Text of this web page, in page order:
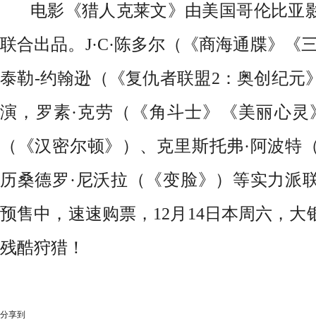
电影《猎人克莱文》由美国哥伦比亚
联合出品。J·C·陈多尔（《商海通牒》《
泰勒-约翰逊（《复仇者联盟2：奥创纪元
演，罗素·克劳（《角斗士》《美丽心
（《汉密尔顿》）、克里斯托弗·阿波特
历桑德罗·尼沃拉（《变脸》）等实力派
预售中，速速购票，12月14日本周六，大
残酷狩猎！
分享到